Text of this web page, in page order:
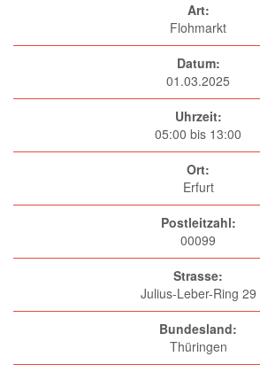
Art:
Flohmarkt
Datum:
01.03.2025
Uhrzeit:
05:00 bis 13:00
Ort:
Erfurt
Postleitzahl:
00099
Strasse:
Julius-Leber-Ring 29
Bundesland:
Thüringen